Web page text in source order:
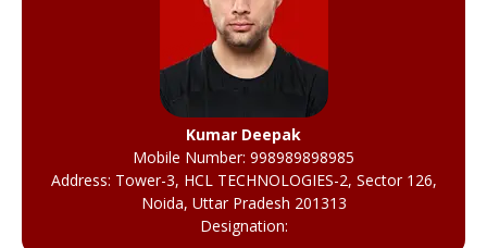
Kumar Deepak
Mobile Number: 998989898985
Address: Tower-3, HCL TECHNOLOGIES-2, Sector 126,
Noida, Uttar Pradesh 201313
Designation: